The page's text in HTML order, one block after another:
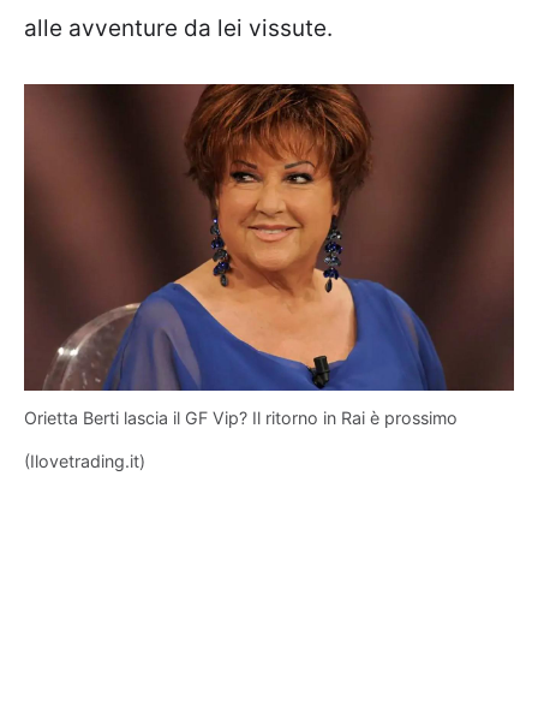
alle avventure da lei vissute.
Orietta Berti lascia il GF Vip? Il ritorno in Rai è prossimo
(Ilovetrading.it)